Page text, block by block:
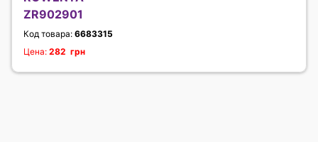
ZR902901
Код товара: 6683315
Цена: 282 грн